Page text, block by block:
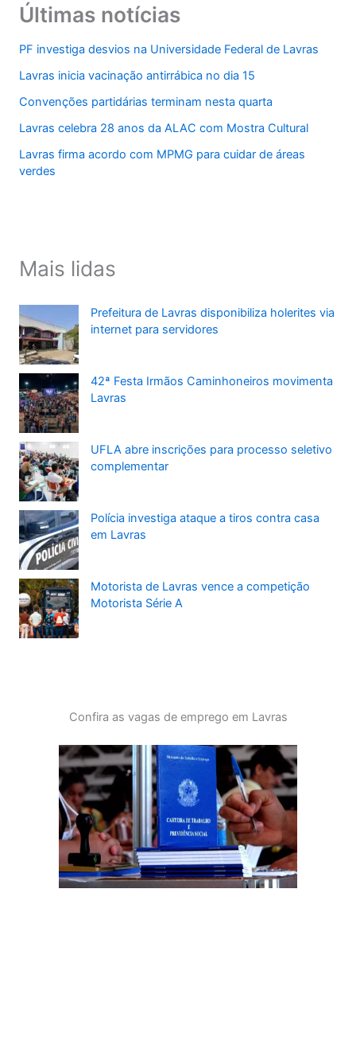
Últimas notícias
PF investiga desvios na Universidade Federal de Lavras
Lavras inicia vacinação antirrábica no dia 15
Convenções partidárias terminam nesta quarta
Lavras celebra 28 anos da ALAC com Mostra Cultural
Lavras firma acordo com MPMG para cuidar de áreas
verdes
Mais lidas
Prefeitura de Lavras disponibiliza holerites via
internet para servidores
42ª Festa Irmãos Caminhoneiros movimenta
Lavras
UFLA abre inscrições para processo seletivo
complementar
Polícia investiga ataque a tiros contra casa
em Lavras
Motorista de Lavras vence a competição
Motorista Série A
Confira as vagas de emprego em Lavras